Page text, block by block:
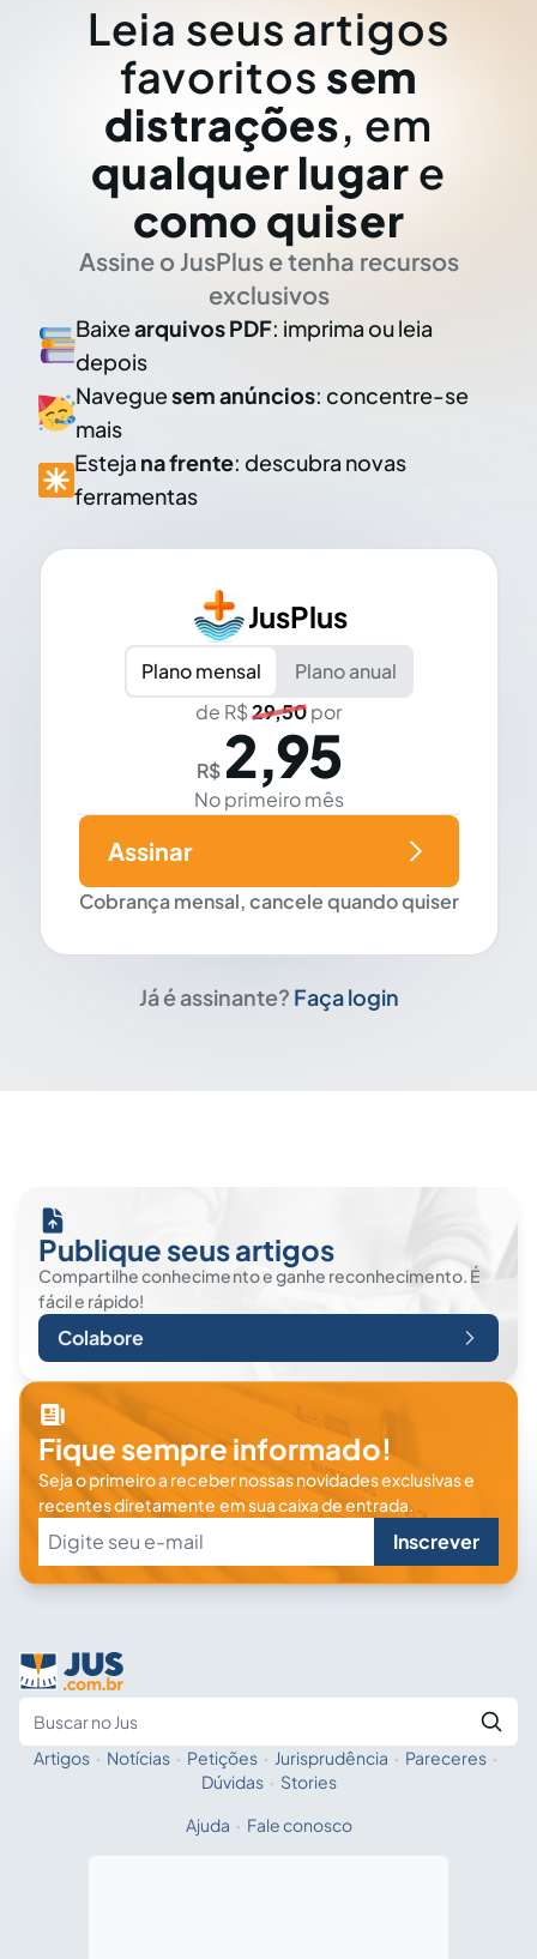
Leia seus artigos
favoritos sem
distrações, em
qualquer lugar e
como quiser
Assine o JusPlus e tenha recursos
exclusivos
Baixearquivos PDF: imprima ou leia
depois
Naveguesem anúncios: concentre-se
mais
Esteja na frente: descubra novas
ferramentas
JusPlus
Plano mensal
Plano anual
de R$29,50por
R$ 2,95
No primeiro mês
Cobrança mensal, cancele quando quiser
Assinar
Já é assinante? Faça login
Publique seus artigos
Compartilhe conhecimento e ganhe reconhecimento. É
fácil e rápido!
Colabore
Fique sempre informado!
Seja o primeiro a receber nossas novidades exclusivas e
recentes diretamente em sua caixa de entrada.
Inscrever
Fale com a IA
Artigos · Notícias · Petições · Jurisprudência · Pareceres ·
Dúvidas · Stories
Ajuda · Fale conosco